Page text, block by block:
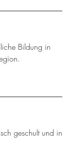
Bildung in
geschult und in